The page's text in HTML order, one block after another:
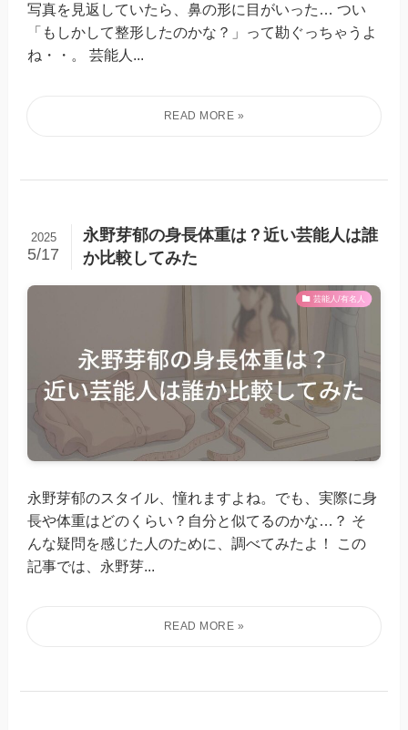
写真を見返していたら、鼻の形に目がいった… つい
「もしかして整形したのかな？」って勘ぐっちゃうよ
ね・・。 芸能人...
永野芽郁の身長体重は？近い芸能人は誰
か比較してみた
2025
5/17
芸能人/有名人
永野芽郁のスタイル、憧れますよね。でも、実際に身
長や体重はどのくらい？自分と似てるのかな…？ そ
んな疑問を感じた人のために、調べてみたよ！ この
記事では、永野芽...